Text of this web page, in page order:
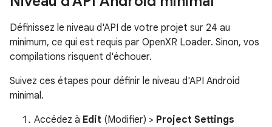
Définissez le niveau d'API de votre projet sur 24 au
minimum, ce qui est requis par OpenXR Loader. Sinon, vos
compilations risquent d'échouer.
Suivez ces étapes pour définir le niveau d'API Android
minimal.
Accédez à Edit (Modifier) > Project Settings